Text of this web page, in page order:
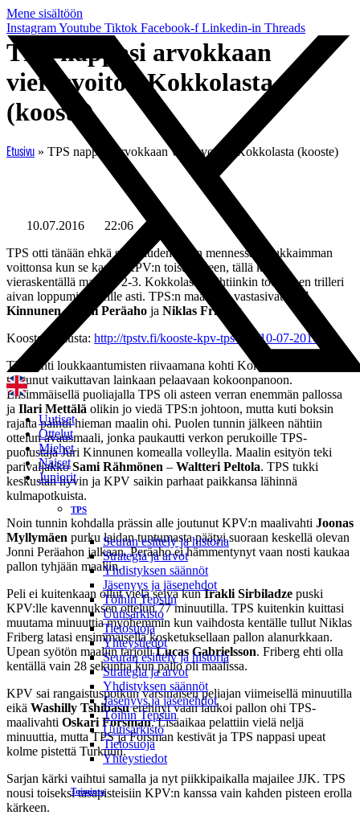
Mene sisältöön
InstagramYoutube Tiktok Facebook-f Linkedin-in Threads
Uutiset
Ottelut
Miehet
Naiset
Juniorit
TPS
Seuran esittely ja historia
Strategia ja arvot
Yhdistyksen säännöt
Jäsenyys ja jäsenehdot
Töihin Tepsiin
Uutisarkisto
Tietosuoja
Yhteystiedot
Seuran esittely ja historia
Strategia ja arvot
Yhdistyksen säännöt
Jäsenyys ja jäsenehdot
Töihin Tepsiin
Uutisarkisto
Tietosuoja
Yhteystiedot
Toiminta
TPS nappasi arvokkaan
vierasvoiton Kokkolasta
(kooste)
Etusivu » TPS nappasi arvokkaan vierasvoiton Kokkolasta (kooste)
10.07.2016
22:06
TPS otti tänään ehkä sen kauden tähän mennessä maukkaimman
voittonsa kun se kaatoi KPV:n toistamiseen, tällä kertaa
vieraskentällä maalein 2-3. Kokkolassa nähtiinkin todellinen trilleri
aivan loppuminuuteille asti. TPS:n maaleista vastasivat
Juri
Kinnunen,Jonni Peräaho ja Niklas Friberg.
Kooste ottelusta: http://tpstv.fi/kooste-kpv-tps-2-3-10-07-2016/
TPS lähti loukkaantumisten riivaamana kohti Kokkolaa mutta asia ei
tuntunut vaikuttavan lainkaan pelaavaan kokoonpanoon.
Ensimmäisellä puoliajalla TPS oli asteen verran enemmän pallossa
ja Ilari Mettälä olikin jo viedä TPS:n johtoon, mutta kuti boksin
rajalta painui hieman maalin ohi. Puolen tunnin jälkeen nähtiin
ottelun avausmaali, jonka paukautti verkon perukoille TPS-
puolustaja Juri Kinnunen komealla volleylla. Maalin esityön teki
parivaljakkoSami Rähmönen – Waltteri Peltola. TPS tukki
keskustan hyvin ja KPV saikin parhaat paikkansa lähinnä
kulmapotkuista.
Noin tunnin kohdalla prässin alle joutunut KPV:n maalivahti Joonas
Myllymäen purku laidan tuntumasta päätyi suoraan keskellä olevan
Jonni Peräahon jalkaan. Peräaho ei hämmentynyt vaan nosti kaukaa
pallon tyhjään maaliin.
Peli ei kuitenkaan ollut vielä selvä kunIrakli Sirbiladze puski
KPV:lle kavennuksen ottelun 77 minuutilla. TPS kuitenkin kuittasi
muutama minuuttia myöhemmin kun vaihdosta kentälle tullut Niklas
Friberg latasi ensimmäisellä kosketuksellaan pallon alanurkkaan.
Upean syötön maaliin tarjoiliLucas Gabrielsson. Friberg ehti olla
kentällä vain 28 sekuntia kun pallo oli maalissa.
KPV sai rangaistuspotkun varsinaisen peliajan viimeisellä minuutilla
eikä Washilly Tshibasuerehnyt vaan laukoi pallon ohi TPS-
maalivahti Oskari Forsman. Lisäaikaa pelattiin vielä neljä
minuuttia, mutta TPS ja Forsman kestivät ja TPS nappasi upeat
kolme pistettä Turkuun.
Sarjan kärki vaihtui samalla ja nyt piikkipaikalla majailee JJK. TPS
nousi toiseksi tasapisteisiin KPV:n kanssa vain kahden pisteen erolla
kärkeen.